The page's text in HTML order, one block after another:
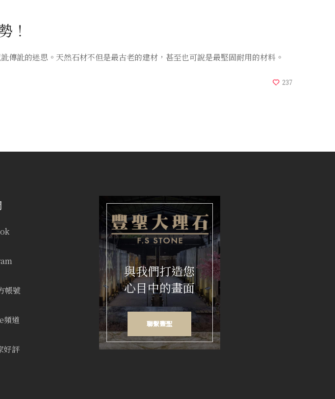
！
訛的迷思。天然石材不但是最古老的建材，甚至也可說是最堅固耐用的材料。
237
帳號
頻道
好評
與我們打造您
心目中的畫面
聯繫豐聖